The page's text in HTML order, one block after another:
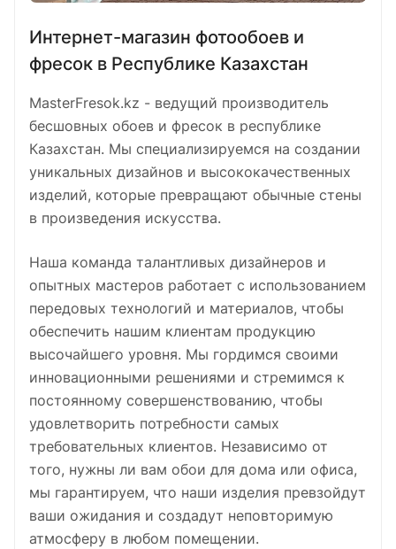
Интернет-магазин фотообоев и
фресок в Республике Казахстан
MasterFresok.kz - ведущий производитель
бесшовных обоев и фресок в республике
Казахстан. Мы специализируемся на создании
уникальных дизайнов и высококачественных
изделий, которые превращают обычные стены
в произведения искусства.
Наша команда талантливых дизайнеров и
опытных мастеров работает с использованием
передовых технологий и материалов, чтобы
обеспечить нашим клиентам продукцию
высочайшего уровня. Мы гордимся своими
инновационными решениями и стремимся к
постоянному совершенствованию, чтобы
удовлетворить потребности самых
требовательных клиентов. Независимо от
того, нужны ли вам обои для дома или офиса,
мы гарантируем, что наши изделия превзойдут
ваши ожидания и создадут неповторимую
атмосферу в любом помещении.